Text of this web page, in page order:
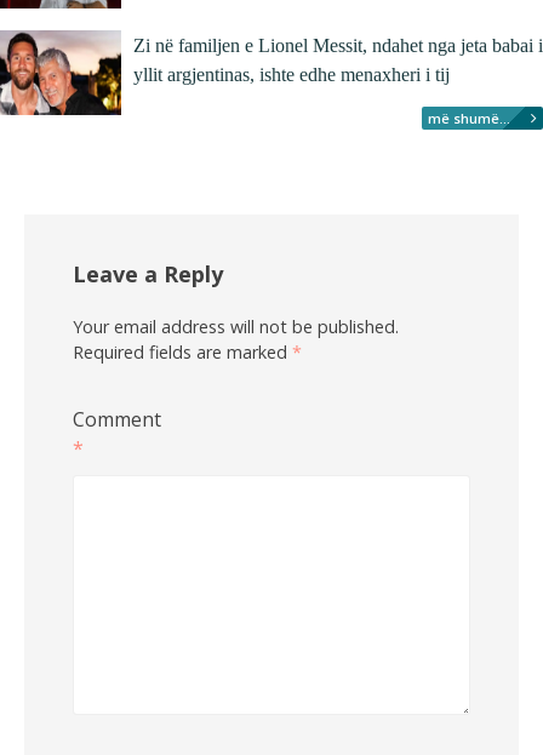
Zi në familjen e Lionel Messit, ndahet nga jeta babai i
yllit argjentinas, ishte edhe menaxheri i tij
më shumë...
Leave a Reply
Your email address will not be published.
Required fields are marked *
Comment
*